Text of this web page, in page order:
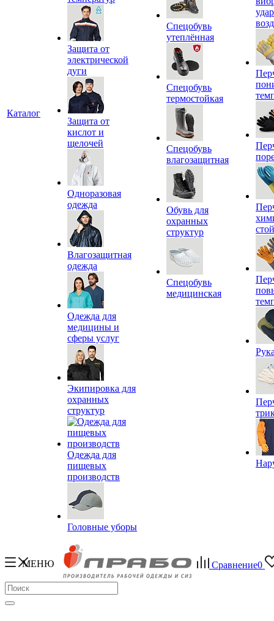
Каталог
Защита от
электрической
дуги
Защита от
кислот и
щелочей
Одноразовая
одежда
Влагозащитная
одежда
Одежда для
медицины и
сферы услуг
Экипировка для
охранных
структур
Одежда для
пищевых
производств
Головные уборы
Спецобувь
утеплённая
Спецобувь
термостойкая
Спецобувь
влагозащитная
Обувь для
охранных
структур
Спецобувь
медицинская
МЕНЮ Сравнение0